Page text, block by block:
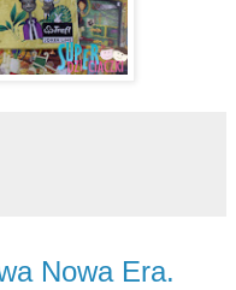
Nowa Era.